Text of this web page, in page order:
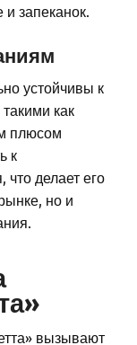
запеканок.
устойчивы к
как
плюсом
к
делает его
но и
вызывают